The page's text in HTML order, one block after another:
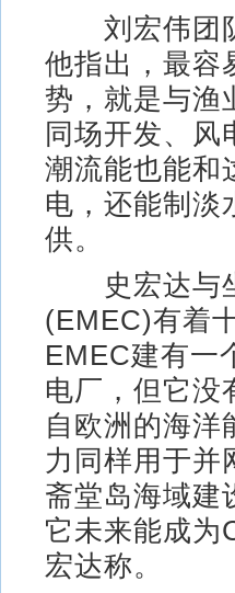
刘宏伟团队
他指出，最容
势，就是与渔
同场开发、风
潮流能也能和
电，还能制淡
供。
史宏达与坐
(EMEC)有着
EMEC建有一
电厂，但它没
自欧洲的海洋
力同样用于并
斋堂岛海域建
它未来能成为
宏达称。